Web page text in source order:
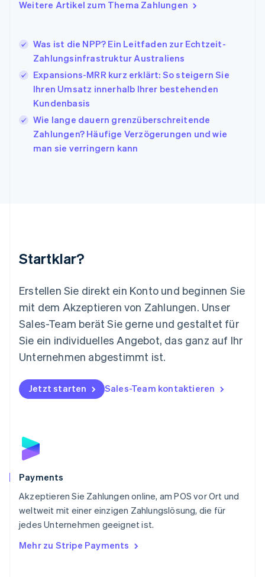
Weitere Artikel zum Thema Zahlungen
Was ist die NPP? Ein Leitfaden zur Echtzeit-
Zahlungsinfrastruktur Australiens
Expansions-MRR kurz erklärt: So steigern Sie
Ihren Umsatz innerhalb Ihrer bestehenden
Kundenbasis
Wie lange dauern grenzüberschreitende
Zahlungen? Häufige Verzögerungen und wie
man sie verringern kann
Startklar?
Erstellen Sie direkt ein Konto und beginnen Sie
mit dem Akzeptieren von Zahlungen. Unser
Sales-Team berät Sie gerne und gestaltet für
Sie ein individuelles Angebot, das ganz auf Ihr
Unternehmen abgestimmt ist.
Jetzt starten Sales-Team kontaktieren
Payments
Akzeptieren Sie Zahlungen online, am POS vor Ort und
weltweit mit einer einzigen Zahlungslösung, die für
jedes Unternehmen geeignet ist.
Mehr zu Stripe Payments
English
Japan
日本語 English
Kanada
EnglishFrançais
Kroatien
EnglishItaliano
English
Liechtenstein
DeutschEnglish
Mexiko
English
Niederlande
Nederlands English
Norwegen
English
Österreich
Polen
English
Portugal
Schweden
Schweiz
Singapur
English简体中文
Slowakei
Slowenien